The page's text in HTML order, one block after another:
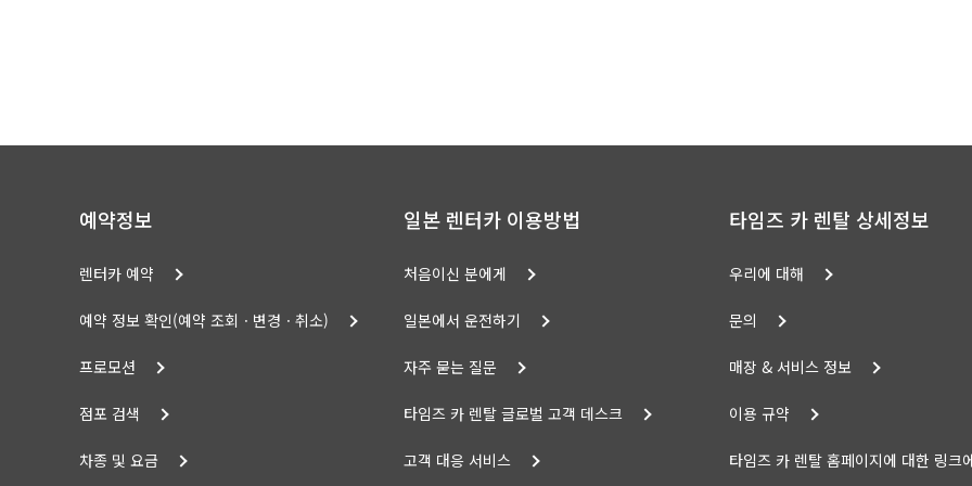
예약정보
렌터카 예약
예약 정보 확인(예약 조회ㆍ변경ㆍ취소)
프로모션
점포 검색
차종 및 요금
일본 렌터카 이용방법
처음이신 분에게
일본에서 운전하기
자주 묻는 질문
타임즈 카 렌탈 글로벌 고객 데스크
고객 대응 서비스
타임즈 카 렌탈 상세정보
우리에 대해
문의
매장 & 서비스 정보
이용 규약
타임즈 카 렌탈 홈페이지에 대한 링크